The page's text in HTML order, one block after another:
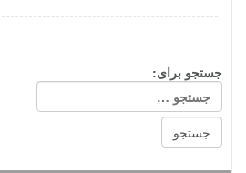
جستجو برای: